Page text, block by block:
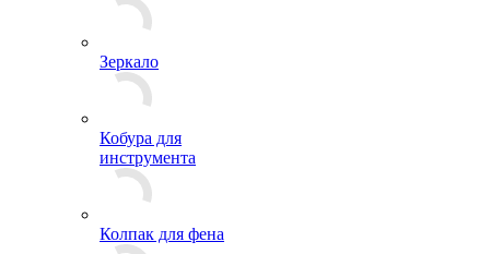
Зеркало
Кобура для
инструмента
Колпак для фена